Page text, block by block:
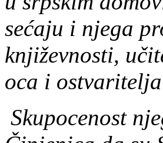
sećaju i njega
književnosti,
oca i
Skupocenost